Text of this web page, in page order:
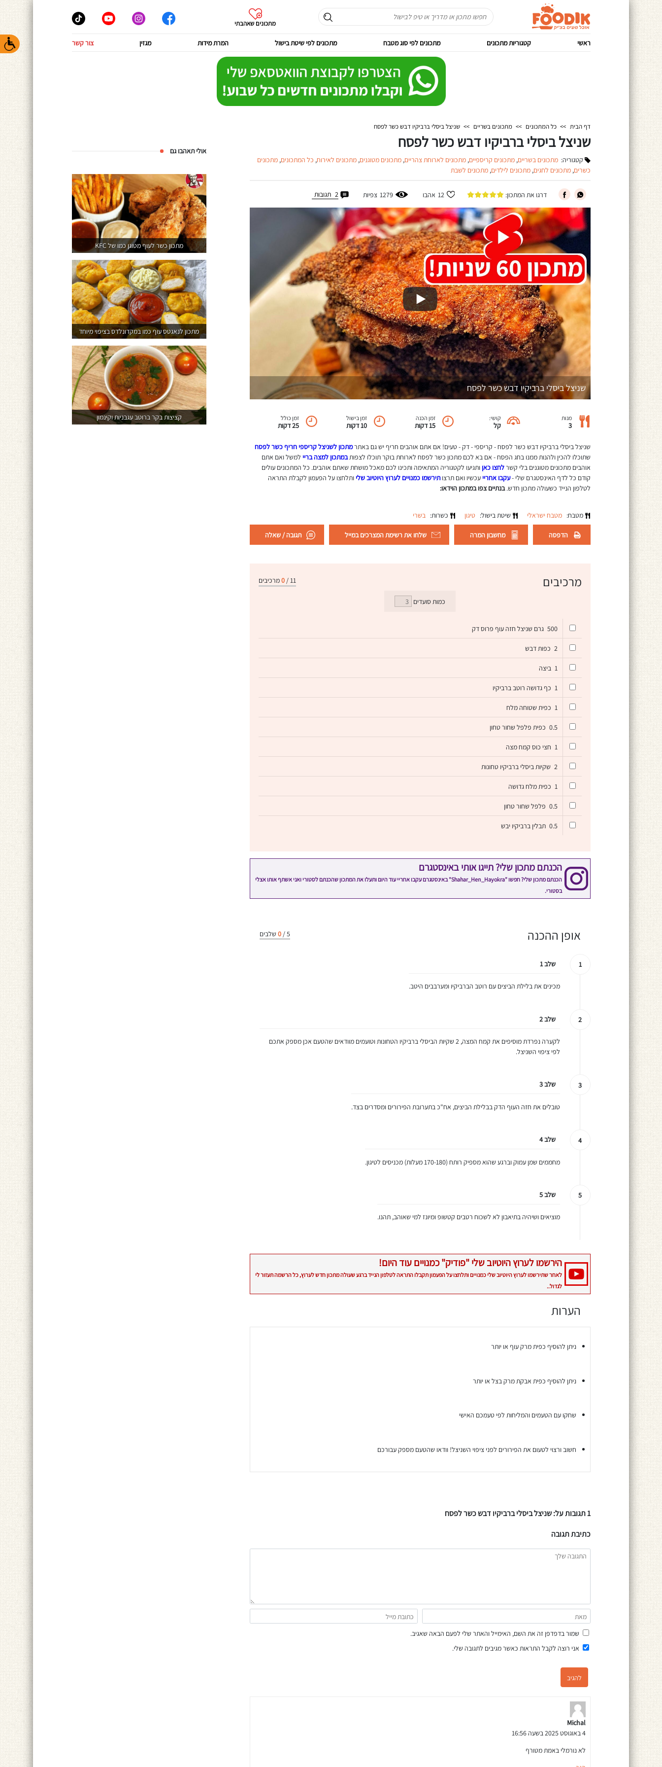
מתכונים שאהבתי
ראשי קטגוריות מתכונים מתכונים לפי סוג מטבח מתכונים לפי שיטת בישול המרת מידות מגזין צור קשר
דף הבית >> כל המתכונים >> מתכונים בשריים >> שניצל ביסלי ברביקיו דבש כשר לפסח
שניצל ביסלי ברביקיו דבש כשר לפסח
קטגוריה: מתכונים בשריים,מתכונים קריספיים,מתכונים לארוחת צהריים,מתכונים מטוגנים,מתכונים לאירוח, כל המתכונים,מתכונים
כשרים,מתכונים לחגים,מתכונים לילדים,מתכונים לשבת
דרגו את המתכון: 12 אהבו 1279 צפיות 2 תגובות
שניצל ביסלי ברביקיו דבש כשר לפסח
מנות
3
קושי:
קל
זמן הכנה
15 דקות
זמן בישול
10 דקות
זמן כולל
25 דקות
שניצל ביסלי ברביקיו דבש כשר לפסח - קריספי - דק - טעים! אם אתם אוהבים חריף יש גם באתרמתכון לשניצל קריספי חריף כשר לפסח
שתוכלו להכין ולהנות ממנו בחג הפסח - אם בא לכם מתכון כשר לפסח לארוחת בוקר תוכלו לצפותבמתכון למצה בריי למשל ואם אתם
אוהבים מתכונים מטוגנים בלי קשרלחצו כאן ותגיעו לקטגוריה המתאימה ותכינו לכם מאכל מושחת שאתם אוהבים. כל המתכונים עולים
קודם כל לדף האינסטגרם שלי -עקבו אחריי עכשיו ואם תרצותירשמו כמנויים לערוץ היוטיוב שלי ותלחצו על הפעמון לקבלת התראה
לטלפון הנייד כשעולה מתכון חדש.בנתיים צפו במתכון הוידאו:
מטבח: מטבח ישראלי שיטת בישול: טיגון כשרות: בשרי
הדפסה מחשבון המרה שלחו את רשימת המצרכים במייל תגובה / שאלה
11
/
0מרכיבים מרכיבים
כמות סועדים
500 גרם שניצל חזה עוף פרוס דק
2 כפות דבש
1 ביצה
1 כף גדושה רוטב ברביקיו
1 כפית שטוחה מלח
0.5 כפית פלפל שחור טחון
1 חצי כוס קמח מצה
2 שקיות ביסלי ברביקיו טחונות
1 כפית מלח גדושה
0.5 פלפל שחור טחון
0.5 תבלין ברביקיו יבש
הכנתם מתכון שלי? תייגו אותי באינסטגרם
הכנתם מתכון שלי? חפשו "Shahar_Hen_Hayokra" באינסטגרם עקבו אחריי עוד היום ותעלו את המתכון שהכנתם לסטורי ואני אשתף אותו אצלי
בסטורי.
5
/
0 שלבים אופן ההכנה
1 שלב 1
מכינים את בלילת הביצים עם רוטב הברביקיו ומערבבים היטב.
2 שלב 2
לקערה נפרדת מוסיפים את קמח המצה, 2 שקיות הביסלי ברביקיו הטחונות וטועמים מוודאים שהטעם אכן מספק אתכם
לפי ציפוי השניצל.
3 שלב 3
טובלים את חזה העוף הדק בבלילת הביצים, אח"כ בתערובת הפירורים ומסדרים בצד.
4 שלב 4
מחממים שמן עמוק וברגע שהוא מספיק רותח (170-180 מעלות) מכניסים לטיגון.
5 שלב 5
מוציאים ושיהיה בתיאבון לא לשכוח רטבים קטשופ ומיונז למי שאוהב, תהנו.
הירשמו לערוץ היוטיוב שלי "פודיק" כמנויים עוד היום!
לאחר שתירשמו לערוץ היוטיוב שלי כמנויים ותלחצו על הפעמון תקבלו התראה לטלפון הנייד ברגע שעולה מתכון חדש לערוץ, כל הרשמה תעזור לי
לגדול..
הערות
ניתן להוסיף כפית מרק עוף או יותר
ניתן להוסיף כפית אבקת מרק בצל או יותר
שחקו עם הטעמים והמליחות לפי טעמכם האישי
חשוב ורצוי לטעום את הפירורים לפני ציפוי השניצל! וודאו שהטעם מספק עבורכם
1 תגובות על: שניצל ביסלי ברביקיו דבש כשר לפסח
כתיבת תגובה
שמור בדפדפן זה את השם, האימייל והאתר שלי לפעם הבאה שאגיב.
אני רוצה לקבל התראות כאשר מגיבים לתגובה שלי.
Michal
4 באוגוסט 2025 בשעה 16:56
לא נורמלי באמת מטורף
אולי תאהבו גם
מתכון כשר לעוף מטוגן כמו של KFC
מתכון לנאגטס עוף כמו במקדונלדס בציפוי מיוחד
קציצות בקר ברוטב עגבניות וקינמון